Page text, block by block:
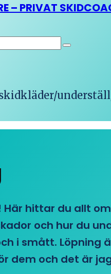
– PRIVAT
Här hittar du allt
och hur du
i smått. Löpning
dem och det är